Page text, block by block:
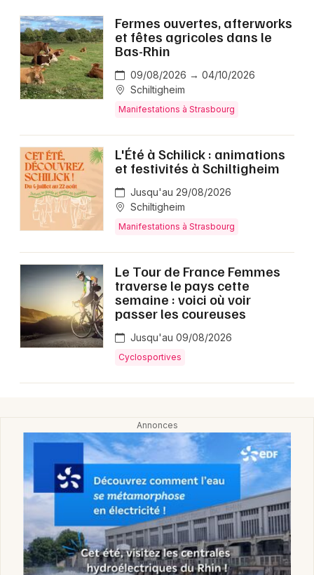
67 - Bas-Rhin
Choisir mes départements
Mon email
Je m'abonne
Fermes ouvertes, afterworks
et fêtes agricoles dans le
Bas-Rhin
09/08/2026 → 04/10/2026
Schiltigheim
Manifestations à Strasbourg
L'Été à Schilick : animations
et festivités à Schiltigheim
Jusqu'au 29/08/2026
Schiltigheim
Manifestations à Strasbourg
Le Tour de France Femmes
traverse le pays cette
semaine : voici où voir
passer les coureuses
Jusqu'au 09/08/2026
Cyclosportives